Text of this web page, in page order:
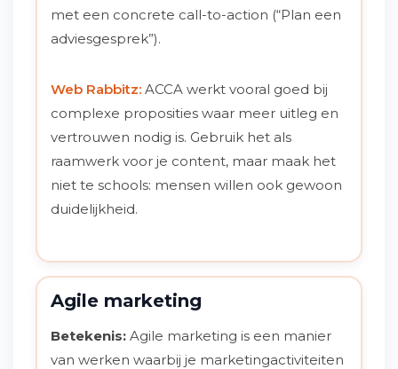
met een concrete call-to-action (“Plan een
adviesgesprek”).
Web Rabbitz: ACCA werkt vooral goed bij
complexe proposities waar meer uitleg en
vertrouwen nodig is. Gebruik het als
raamwerk voor je content, maar maak het
niet te schools: mensen willen ook gewoon
duidelijkheid.
Agile marketing
Betekenis: Agile marketing is een manier
van werken waarbij je marketingactiviteiten